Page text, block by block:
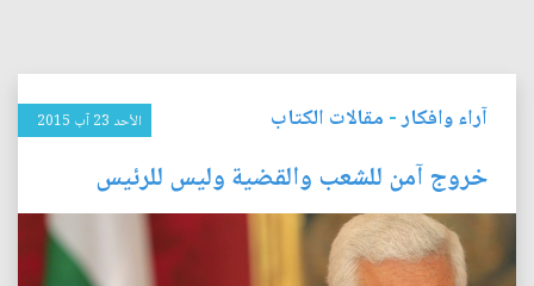
آراء وافكار- مقالات الكتاب الأحد 23 آب 2015
خروج آمن للشعب والقضية وليس للرئيس